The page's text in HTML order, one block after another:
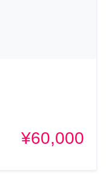
¥60,000